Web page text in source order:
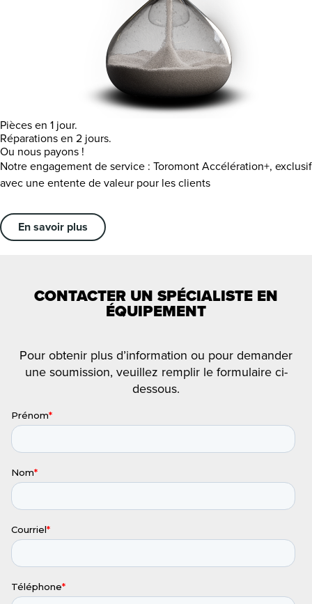
Pièces en 1 jour.
Réparations en 2 jours.
Ou nous payons !
Notre engagement de service : Toromont Accélération+, exclusif
avec une entente de valeur pour les clients
En savoir plus
CONTACTER UN SPÉCIALISTE EN
ÉQUIPEMENT
Pour obtenir plus d’information ou pour demander
une soumission, veuillez remplir le formulaire ci-
dessous.